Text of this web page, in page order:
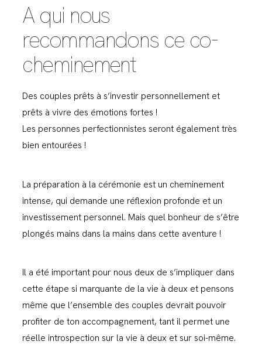
A qui nous
recommandons ce co-
cheminement
Des couples prêts à s’investir personnellement et
prêts à vivre des émotions fortes !
Les personnes perfectionnistes seront également très
bien entourées !
La préparation à la cérémonie est un cheminement
intense, qui demande une réflexion profonde et un
investissement personnel. Mais quel bonheur de s’être
plongés mains dans la mains dans cette aventure !
Il a été important pour nous deux de s’impliquer dans
cette étape si marquante de la vie à deux et pensons
même que l’ensemble des couples devrait pouvoir
profiter de ton accompagnement, tant il permet une
réelle introspection sur la vie à deux et sur soi-même.